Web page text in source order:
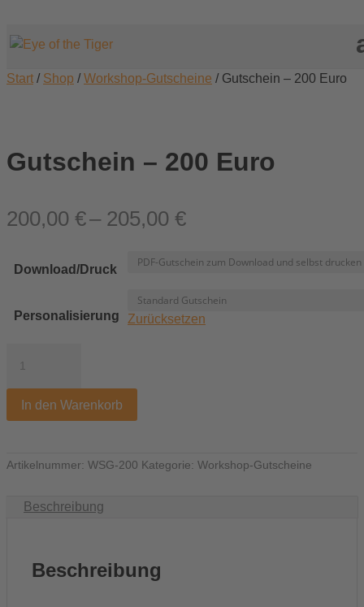
Start / Shop /Workshop-Gutscheine / Gutschein – 200 Euro
Gutschein – 200 Euro
200,00 €– 205,00 €Preisspanne:
bis
205,00 €
Download/Druck
Personalisierung Zurücksetzen
Euro
Menge
In den Warenkorb
Artikelnummer: WSG-200 Kategorie: Workshop-Gutscheine
Beschreibung
Beschreibung